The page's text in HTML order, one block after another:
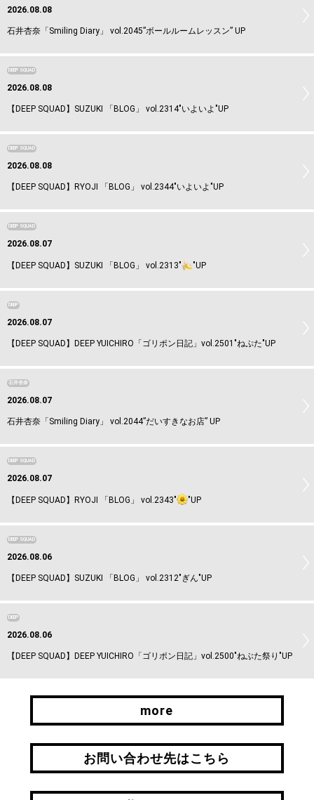
2026.08.08
石井杏奈「Smiling Diary」 vol.2045”ボールルームレッスン” UP
DEEP SQUAD
2026.08.08
【DEEP SQUAD】SUZUKI 「BLOG」 vol.2314"いよいよ"UP
DEEP SQUAD
2026.08.08
【DEEP SQUAD】RYOJI 「BLOG」 vol.2344"いよいよ"UP
DEEP SQUAD
2026.08.07
【DEEP SQUAD】SUZUKI 「BLOG」 vol.2313" "UP
DEEP
2026.08.07
【DEEP SQUAD】DEEP YUICHIRO「ゴリポン日記」vol.2501"ねぷた"UP
石井杏奈
2026.08.07
石井杏奈「Smiling Diary」 vol.2044”だいすきなお店” UP
DEEP SQUAD
2026.08.07
【DEEP SQUAD】RYOJI 「BLOG」 vol.2343" "UP
DEEP SQUAD
2026.08.06
【DEEP SQUAD】SUZUKI 「BLOG」 vol.2312"ぎん"UP
DEEP
2026.08.06
【DEEP SQUAD】DEEP YUICHIRO「ゴリポン日記」vol.2500"ねぶた祭り"UP
more
more
お問い合わせ先はこちら
お問い合わせ先はこちら
引継ぎはこちら